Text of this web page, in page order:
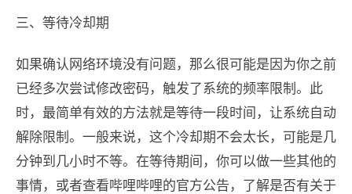
三、等待冷却期
如果确认网络环境没有问题，那么很可能是因为你之前
已经多次尝试修改密码，触发了系统的频率限制。此
时，最简单有效的方法就是等待一段时间，让系统自动
解除限制。一般来说，这个冷却期不会太长，可能是几
分钟到几小时不等。在等待期间，你可以做一些其他的
事情，或者查看哔哩哔哩的官方公告，了解是否有关于